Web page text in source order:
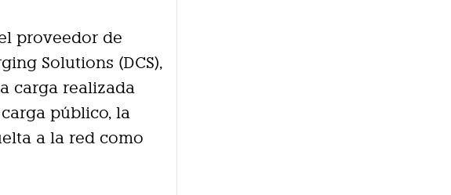
proveedor de
Solutions (DCS),
carga realizada
público, la
a la red como